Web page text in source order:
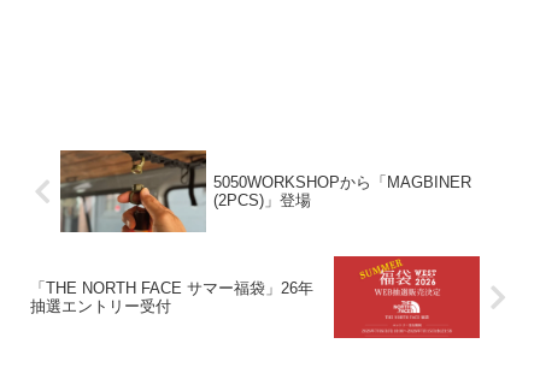
5050WORKSHOPから「MAGBINER
(2PCS)」登場
「THE NORTH FACE サマー福袋」26年
抽選エントリー受付